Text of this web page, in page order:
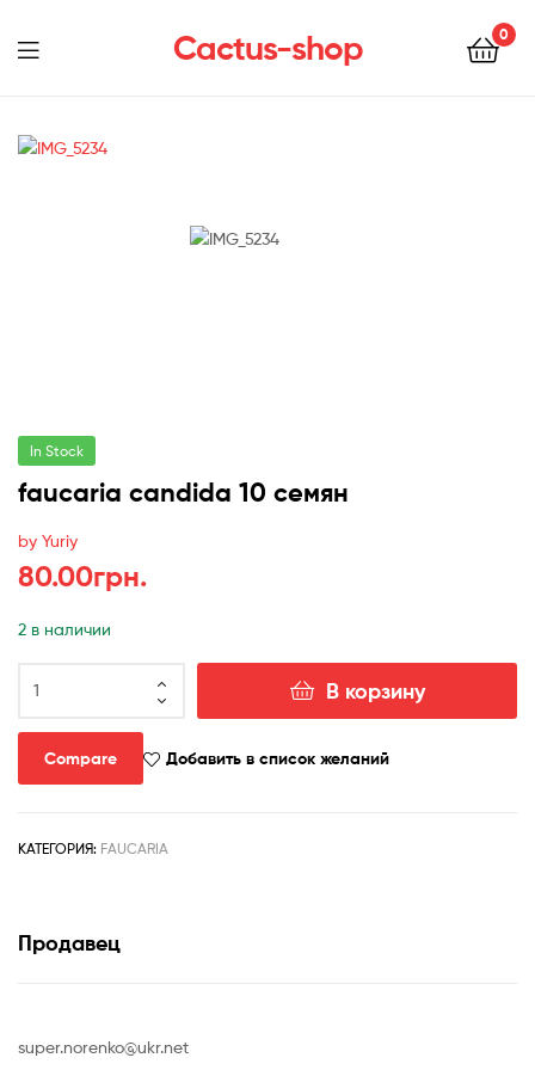
Cactus-shop 0
Menu
In Stock
faucaria candida 10 семян
by Yuriy
80.00грн.
2 в наличии
товара
candida
10
В корзину
Compare Добавить в список желаний
КАТЕГОРИЯ: FAUCARIA
Продавец
super.norenko@ukr.net